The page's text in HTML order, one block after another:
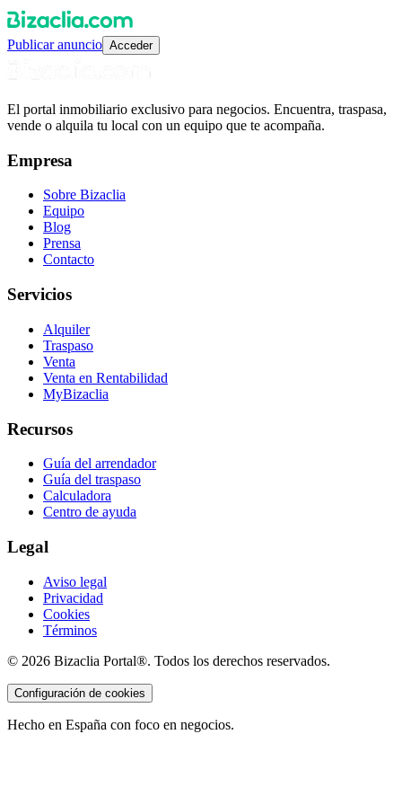
Publicar anuncio Acceder
El portal inmobiliario exclusivo para negocios. Encuentra, traspasa,
vende o alquila tu local con un equipo que te acompaña.
Empresa
Sobre Bizaclia
Equipo
Blog
Prensa
Contacto
Servicios
Alquiler
Traspaso
Venta
Venta en Rentabilidad
MyBizaclia
Recursos
Guía del arrendador
Guía del traspaso
Calculadora
Centro de ayuda
Legal
Aviso legal
Privacidad
Cookies
Términos
© 2026 Bizaclia Portal®. Todos los derechos reservados.
Configuración de cookies
Hecho en España con foco en negocios.